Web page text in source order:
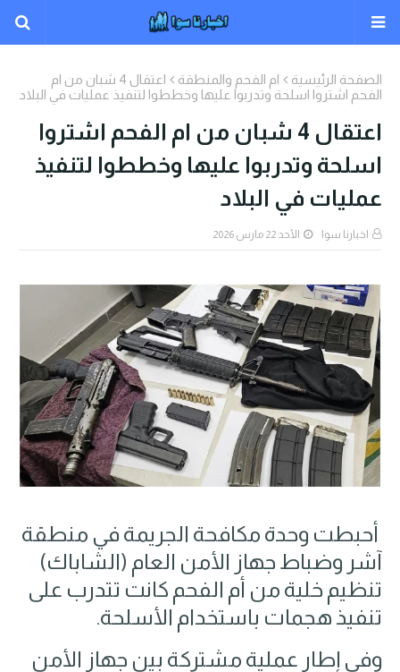
الصفحة الرئيسية ام الفحم والمنطقة
اعتقال 4 شبان من ام
الفحم اشتروا اسلحة وتدربوا عليها وخططوا لتنفيذ عمليات في البلاد
اعتقال 4 شبان من ام الفحم اشتروا
اسلحة وتدربوا عليها وخططوا لتنفيذ
عمليات في البلاد
اخبارنا سوا الأحد 22 مارس 2026
أحبطت وحدة مكافحة الجريمة في منطقة
آشر وضباط جهاز الأمن العام (الشاباك)
تنظيم خلية من أم الفحم كانت تتدرب على
تنفيذ هجمات باستخدام الأسلحة.
وفي إطار عملية مشتركة بين جهاز الأمن